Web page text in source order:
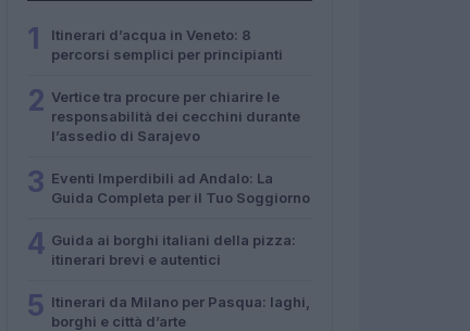
1
Itinerari d’acqua in Veneto: 8
percorsi semplici per principianti
2 Vertice tra procure per chiarire le
responsabilità dei cecchini durante
l’assedio di Sarajevo
3 Eventi Imperdibili ad Andalo: La
Guida Completa per il Tuo Soggiorno
4 Guida ai borghi italiani della pizza:
itinerari brevi e autentici
5 Itinerari da Milano per Pasqua: laghi,
borghi e città d’arte